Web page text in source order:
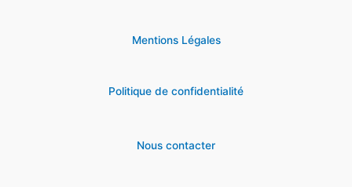
Mentions Légales
Politique de confidentialité
Nous contacter